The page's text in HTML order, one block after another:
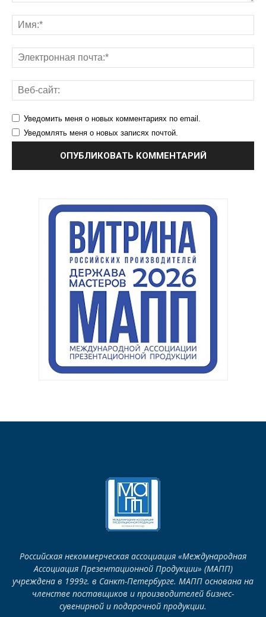
Уведомить меня о новых комментариях по email.
Уведомлять меня о новых записях почтой.
Российская некоммерческая ассоциация «Международная
Ассоциация Презентационной Продукции» (МАПП)
учреждена в 1999г. в Санкт-Петербурге. МАПП основана на
членстве поставщиков и производителей бизнес-
сувенирной и подарочной продукции.